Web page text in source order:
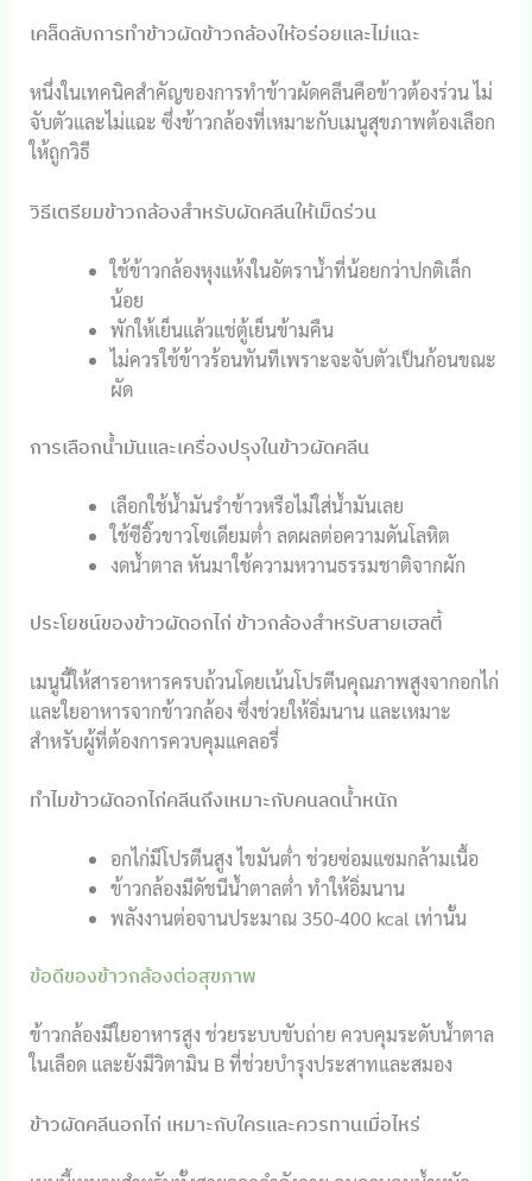
เคล็ดลับการทำข้าวผัดข้าวกล้องให้อร่อยและไม่แฉะ
หนึ่งในเทคนิคสำคัญของการทำข้าวผัดคลีนคือข้าวต้องร่วน ไม่
จับตัวและไม่แฉะ ซึ่งข้าวกล้องที่เหมาะกับเมนูสุขภาพต้องเลือก
ให้ถูกวิธี
วิธีเตรียมข้าวกล้องสำหรับผัดคลีนให้เม็ดร่วน
ใช้ข้าวกล้องหุงแห้งในอัตราน้ำที่น้อยกว่าปกติเล็ก
น้อย
พักให้เย็นแล้วแช่ตู้เย็นข้ามคืน
ไม่ควรใช้ข้าวร้อนทันทีเพราะจะจับตัวเป็นก้อนขณะ
ผัด
การเลือกน้ำมันและเครื่องปรุงในข้าวผัดคลีน
เลือกใช้น้ำมันรำข้าวหรือไม่ใส่น้ำมันเลย
ใช้ซีอิ๊วขาวโซเดียมต่ำ ลดผลต่อความดันโลหิต
งดน้ำตาล หันมาใช้ความหวานธรรมชาติจากผัก
ประโยชน์ของข้าวผัดอกไก่ ข้าวกล้องสำหรับสายเฮลตี้
เมนูนี้ให้สารอาหารครบถ้วนโดยเน้นโปรตีนคุณภาพสูงจากอกไก่
และใยอาหารจากข้าวกล้อง ซึ่งช่วยให้อิ่มนาน และเหมาะ
สำหรับผู้ที่ต้องการควบคุมแคลอรี่
ทำไมข้าวผัดอกไก่คลีนถึงเหมาะกับคนลดน้ำหนัก
อกไก่มีโปรตีนสูง ไขมันต่ำ ช่วยซ่อมแซมกล้ามเนื้อ
ข้าวกล้องมีดัชนีน้ำตาลต่ำ ทำให้อิ่มนาน
พลังงานต่อจานประมาณ 350-400 kcal เท่านั้น
ข้อดีของข้าวกล้องต่อสุขภาพ
ข้าวกล้องมีใยอาหารสูง ช่วยระบบขับถ่าย ควบคุมระดับน้ำตาล
ในเลือด และยังมีวิตามิน B ที่ช่วยบำรุงประสาทและสมอง
ข้าวผัดคลีนอกไก่ เหมาะกับใครและควรทานเมื่อไหร่